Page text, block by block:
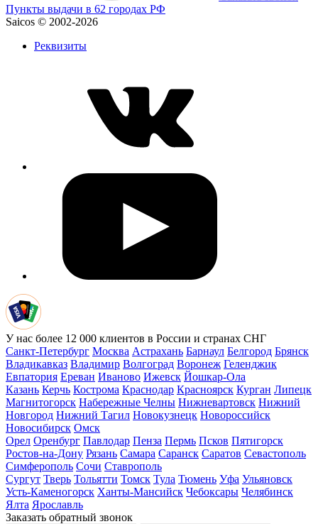
Пункты выдачи в 62 городах РФ
Saicos © 2002-2026
Реквизиты
У нас более 12 000 клиентов в России и странах СНГ
Санкт-Петербург Москва Астрахань Барнаул Белгород Брянск
Владикавказ Владимир Волгоград Воронеж Геленджик
Евпатория Ереван Иваново Ижевск Йошкар-Ола
Казань Керчь Кострома Краснодар Красноярск Курган Липецк
Магнитогорск Набережные Челны Нижневартовск Нижний
Новгород Нижний Тагил Новокузнецк Новороссийск
Новосибирск Омск
Орел Оренбург Павлодар Пенза Пермь Псков Пятигорск
Ростов-на-Дону Рязань Самара Саранск Саратов Севастополь
Симферополь Сочи Ставрополь
Сургут Тверь Тольятти Томск Тула Тюмень Уфа Ульяновск
Усть-Каменогорск Ханты-Мансийск Чебоксары Челябинск
Ялта Ярославль
Заказать обратный звонок